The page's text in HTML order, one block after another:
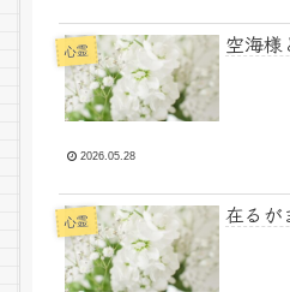
本格的
役を急
ました
心霊 空海様
2026.05.28
心霊 在るが